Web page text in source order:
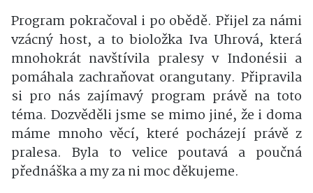
Program pokračoval i po obědě. Přijel za námi
vzácný host, a to bioložka Iva Uhrová, která
mnohokrát navštívila pralesy v Indonésii a
pomáhala zachraňovat orangutany. Připravila
si pro nás zajímavý program právě na toto
téma. Dozvěděli jsme se mimo jiné, že i doma
máme mnoho věcí, které pocházejí právě z
pralesa. Byla to velice poutavá a poučná
přednáška a my za ni moc děkujeme.